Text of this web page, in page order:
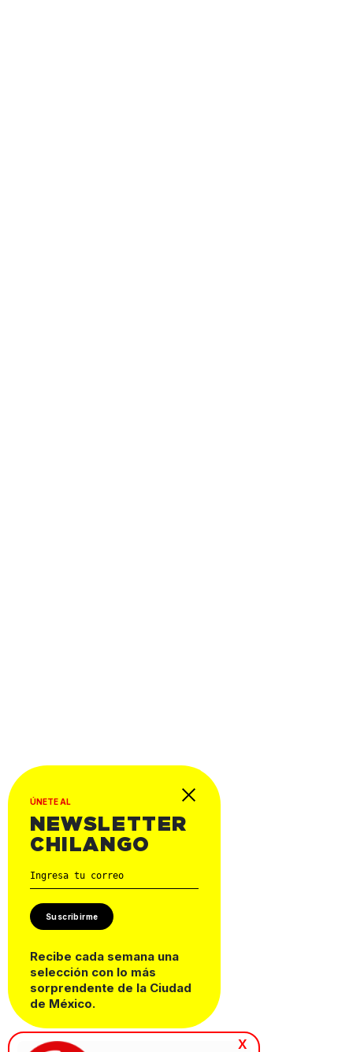
ÚNETE AL
NEWSLETTER
CHILANGO
Suscribirme
Recibe cada semana una
selección con lo más
sorprendente de la Ciudad
de México.
x